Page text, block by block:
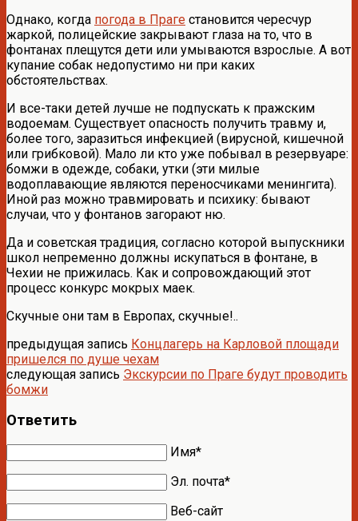
Однако, когда погода в Праге становится чересчур
жаркой, полицейские закрывают глаза на то, что в
фонтанах плещутся дети или умываются взрослые. А вот
купание собак недопустимо ни при каких
обстоятельствах.
И все-таки детей лучше не подпускать к пражским
водоемам. Существует опасность получить травму и,
более того, заразиться инфекцией (вирусной, кишечной
или грибковой). Мало ли кто уже побывал в резервуаре:
бомжи в одежде, собаки, утки (эти милые
водоплавающие являются переносчиками менингита).
Иной раз можно травмировать и психику: бывают
случаи, что у фонтанов загорают ню.
Да и советская традиция, согласно которой выпускники
школ непременно должны искупаться в фонтане, в
Чехии не прижилась. Как и сопровождающий этот
процесс конкурс мокрых маек.
Скучные они там в Европах, скучные!..
предыдущая запись Концлагерь на Карловой площади
пришелся по душе чехам
следующая запись Экскурсии по Праге будут проводить
бомжи
Ответить
Имя*
Эл. почта*
Веб-сайт